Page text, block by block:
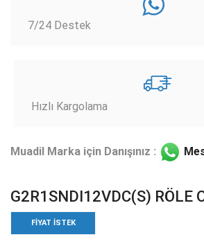
7/24 Destek
Hızlı Kargolama
Muadil Marka için Danışınız :
G2R1SNDI12VDC(S) RÖLE
FIYAT ISTEK